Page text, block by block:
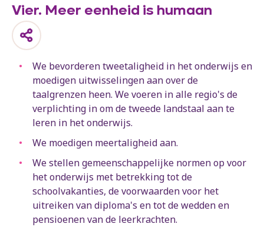
Vier. Meer eenheid is humaan
We bevorderen tweetaligheid in het onderwijs en
moedigen uitwisselingen aan over de
taalgrenzen heen. We voeren in alle regio's de
verplichting in om de tweede landstaal aan te
leren in het onderwijs.
We moedigen meertaligheid aan.
We stellen gemeenschappelijke normen op voor
het onderwijs met betrekking tot de
schoolvakanties, de voorwaarden voor het
uitreiken van diploma's en tot de wedden en
pensioenen van de leerkrachten.